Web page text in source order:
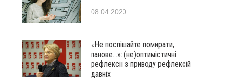
08.04.2020
«Не поспішайте помирати,
панове…»: (не)оптимістичні
рефлексії з приводу рефлексій
давніх